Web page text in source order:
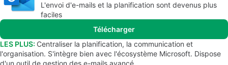
L'envoi d'e-mails et la planification sont devenus plus
faciles
Télécharger
LES PLUS: Centraliser la planification, la communication et
l'organisation. S'intègre bien avec l'écosystème Microsoft. Dispose
d'un outil de gestion des e-mails avancé.